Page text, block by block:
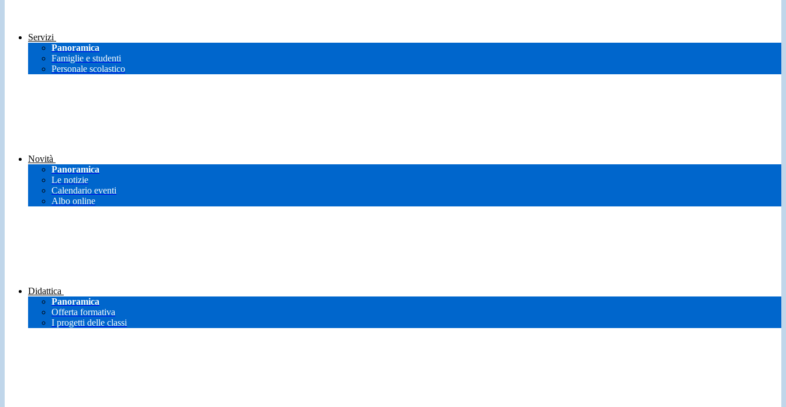
Servizi
Panoramica
Famiglie e studenti
Personale scolastico
Novità
Panoramica
Le notizie
Calendario eventi
Albo online
Didattica
Panoramica
Offerta formativa
I progetti delle classi